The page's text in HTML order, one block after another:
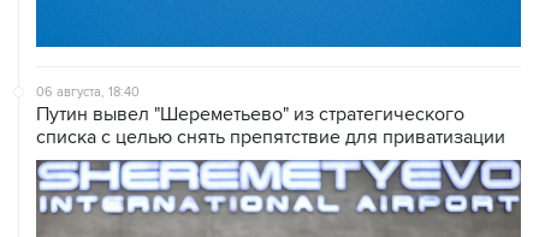
06 августа, 18:40
Путин вывел "Шереметьево" из стратегического
списка с целью снять препятствие для приватизации